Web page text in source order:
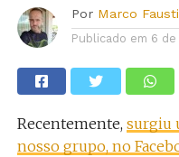
Por Marco
Publicado em 6
Recentemente, surgiu
nosso grupo, no